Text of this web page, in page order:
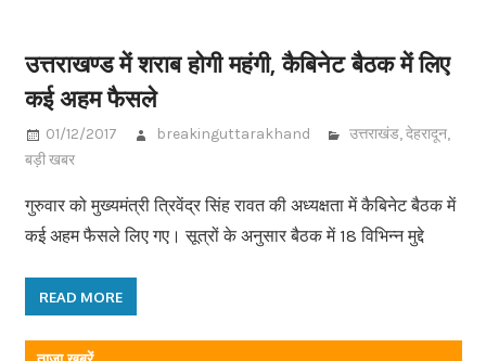
उत्तराखण्ड में शराब होगी महंगी, कैबिनेट बैठक में लिए
कई अहम फैसले
01/12/2017 breakinguttarakhand उत्तराखंड,देहरादून,
बड़ी खबर
गुरुवार को मुख्यमंत्री त्रिवेंद्र सिंह रावत की अध्यक्षता में कैबिनेट बैठक में
कई अहम फैसले लिए गए। सूत्रों के अनुसार बैठक में 18 विभिन्न मुद्दे
READ MORE